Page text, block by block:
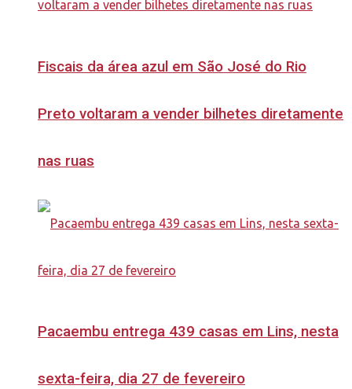
Fiscais da área azul em São José do Rio
Preto voltaram a vender bilhetes diretamente
nas ruas
Pacaembu entrega 439 casas em Lins, nesta
sexta-feira, dia 27 de fevereiro